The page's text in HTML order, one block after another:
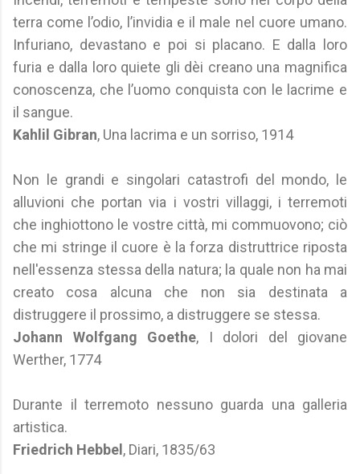
terra come l’odio, l’invidia e il male nel cuore umano.
Infuriano, devastano e poi si placano. E dalla loro
furia e dalla loro quiete gli dèi creano una magnifica
conoscenza, che l’uomo conquista con le lacrime e
il sangue.
Kahlil Gibran, Una lacrima e un sorriso, 1914
Non le grandi e singolari catastrofi del mondo, le
alluvioni che portan via i vostri villaggi, i terremoti
che inghiottono le vostre città, mi commuovono; ciò
che mi stringe il cuore è la forza distruttrice riposta
nell'essenza stessa della natura; la quale non ha mai
creato cosa alcuna che non sia destinata a
distruggere il prossimo, a distruggere se stessa.
Johann Wolfgang Goethe, I dolori del giovane
Werther, 1774
Durante il terremoto nessuno guarda una galleria
artistica.
Friedrich Hebbel , Diari, 1835/63